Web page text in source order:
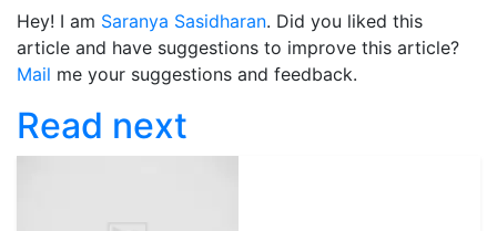
Hey! I am Saranya Sasidharan. Did you liked this
article and have suggestions to improve this article?
Mail me your suggestions and feedback.
Read next